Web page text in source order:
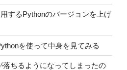
するPythonのバージョンを上げ
を使って中身を見てみる
ちるようになってしまったの